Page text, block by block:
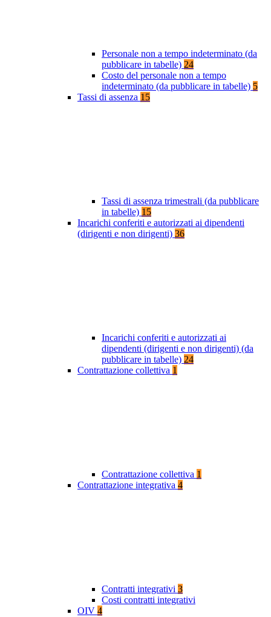
Personale non a tempo indeterminato (da
pubblicare in tabelle) 24
Costo del personale non a tempo
indeterminato (da pubblicare in tabelle) 5
Tassi di assenza 15
Tassi di assenza trimestrali (da pubblicare
in tabelle) 15
Incarichi conferiti e autorizzati ai dipendenti
(dirigenti e non dirigenti) 36
Incarichi conferiti e autorizzati ai
dipendenti (dirigenti e non dirigenti) (da
pubblicare in tabelle) 24
Contrattazione collettiva 1
Contrattazione collettiva 1
Contrattazione integrativa 4
Contratti integrativi 3
Costi contratti integrativi
OIV 4